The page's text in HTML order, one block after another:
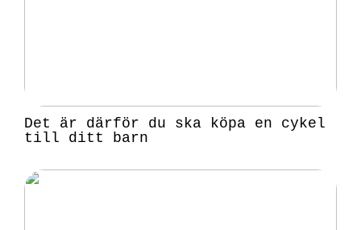
Det är därför du ska köpa en cykel
till ditt barn